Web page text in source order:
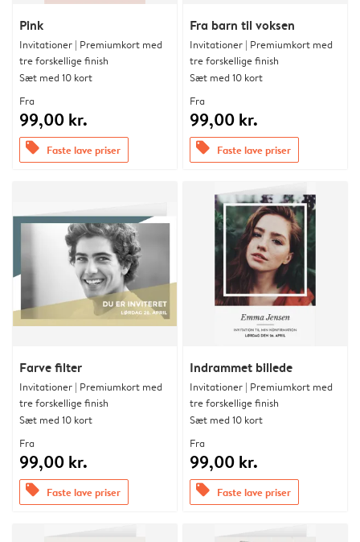
Pink
Invitationer | Premiumkort med
tre forskellige finish
Sæt med 10 kort
Fra
99,00 kr.
offers Faste lave priser
Fra barn til voksen
Invitationer | Premiumkort med
tre forskellige finish
Sæt med 10 kort
Fra
99,00 kr.
offers Faste lave priser
Farve filter
Invitationer | Premiumkort med
tre forskellige finish
Sæt med 10 kort
Fra
99,00 kr.
offers Faste lave priser
Indrammet billede
Invitationer | Premiumkort med
tre forskellige finish
Sæt med 10 kort
Fra
99,00 kr.
offers Faste lave priser